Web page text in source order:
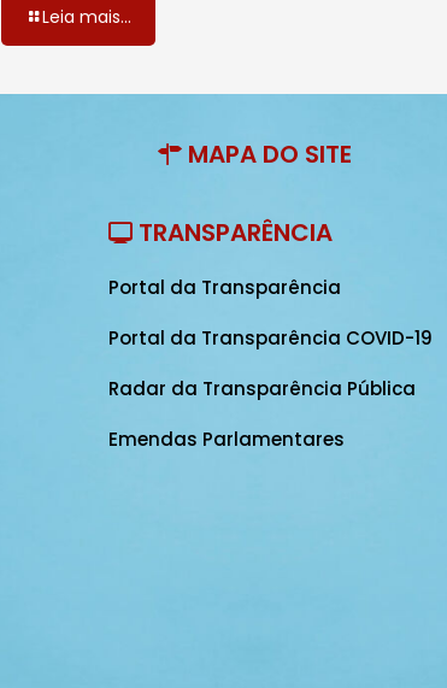
Leia mais...
MAPA DO SITE
TRANSPARÊNCIA
Portal da Transparência
Portal da Transparência COVID-19
Radar da Transparência Pública
Emendas Parlamentares